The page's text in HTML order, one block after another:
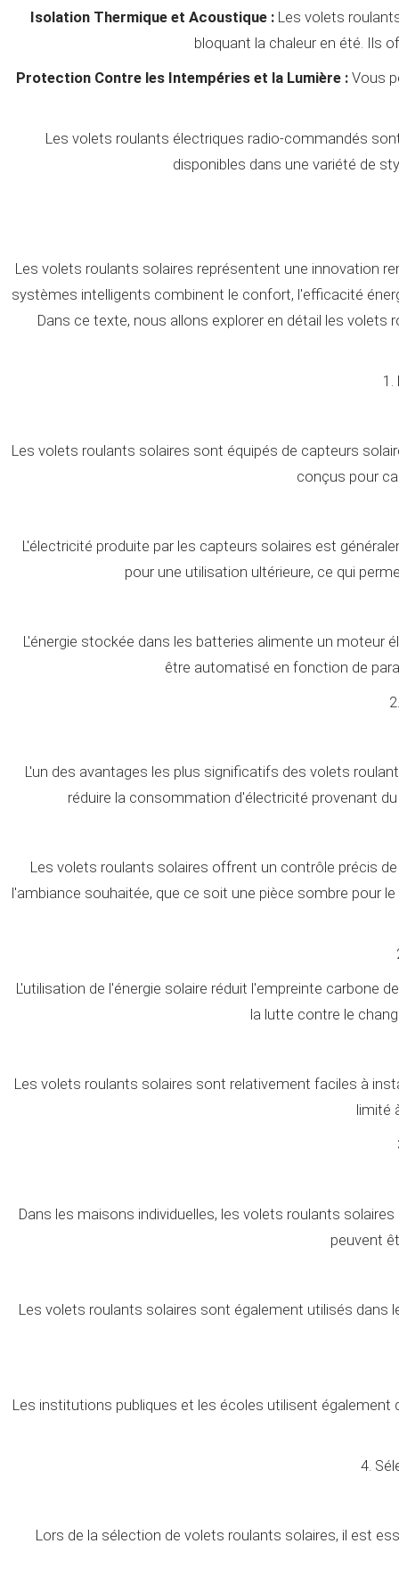
Isolation Thermique et Acoustique : Les volets
bloquant la chaleur en été. Ils
Protection Contre les Intempéries et la Lumière :Vous
Les volets roulants électriques radio-commandés
disponibles dans une variété de
Les volets roulants solaires représentent une innovation
systèmes intelligents combinent le confort, l'efficacité
Dans ce texte, nous allons explorer en détail les
1.
Les volets roulants solaires sont équipés de capteurs
conçus pour
L'électricité produite par les capteurs solaires est
pour une utilisation ultérieure, ce qui
L'énergie stockée dans les batteries alimente un moteur
être automatisé en fonction de
L'un des avantages les plus significatifs des volets
réduire la consommation d'électricité provenant
Les volets roulants solaires offrent un contrôle précis
l'ambiance souhaitée, que ce soit une pièce sombre pour
L'utilisation de l'énergie solaire réduit l'empreinte carbone
la lutte contre le
Les volets roulants solaires sont relativement faciles à
limité
Dans les maisons individuelles, les volets roulants
peuvent
Les volets roulants solaires sont également utilisés
Les institutions publiques et les écoles utilisent
4.
Lors de la sélection de volets roulants solaires, il est